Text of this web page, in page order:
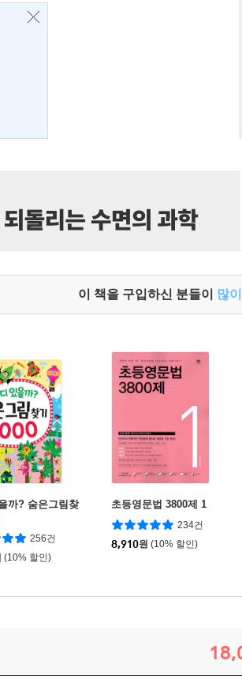
이 책을 구입하신 분들이 많
까? 숨은그림찾
256건
(10% 할인)
초등영문법 3800제 1
234건
8,910원 (10% 할인)